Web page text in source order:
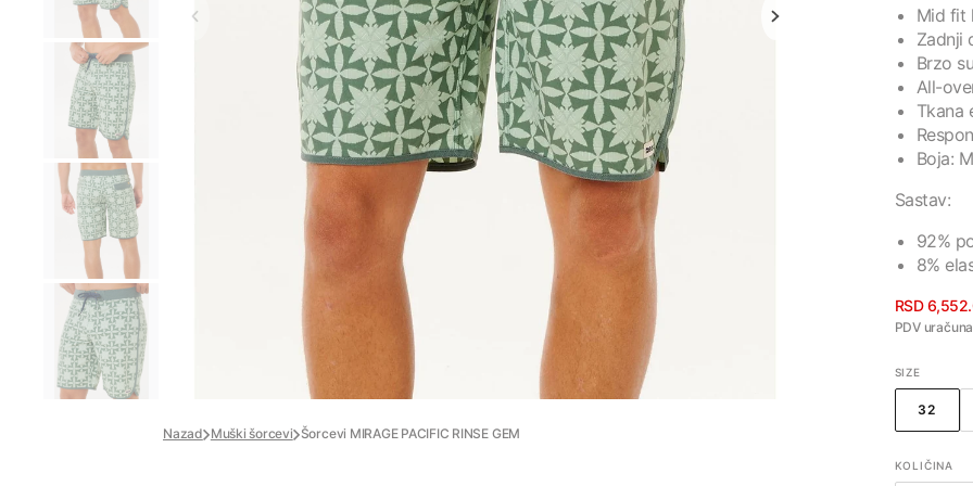
Otvori
medij
1
u
prikazu
galerije
Nazad Muški šorcevi Šorcevi MIRAGE PACIFIC RINSE GEM
Mid fit
Zadnji
Brzo
All-
Tkana
Boja:
Sastav:
92%
8%
Cena
sa
RSD
PDV
SIZE
32
KOLIČINA